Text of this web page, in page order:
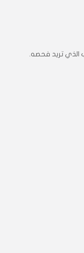
الذي تريد فحصه.